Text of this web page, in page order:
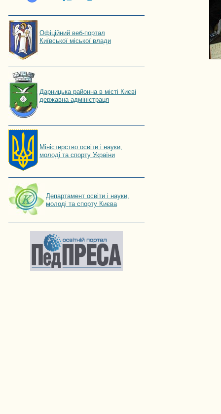
Офіційний веб-портал
Київської міської влади
Дарницька районна в місті Києві
державна адміністраця
Мiнiстерство освiти і науки,
молоді та спорту України
Департамент освіти і науки,
молоді та спорту Києва